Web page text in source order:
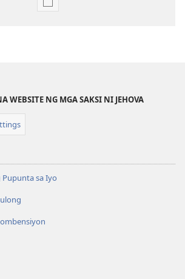
Opsiyon
MAGASIN
WEBSITE NG MGA SAKSI NI JEHOVA
sa Iyo